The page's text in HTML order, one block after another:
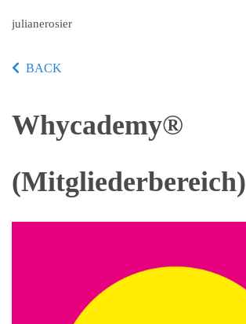
julianerosier
BACK
Whycademy®
(Mitgliederbereich)